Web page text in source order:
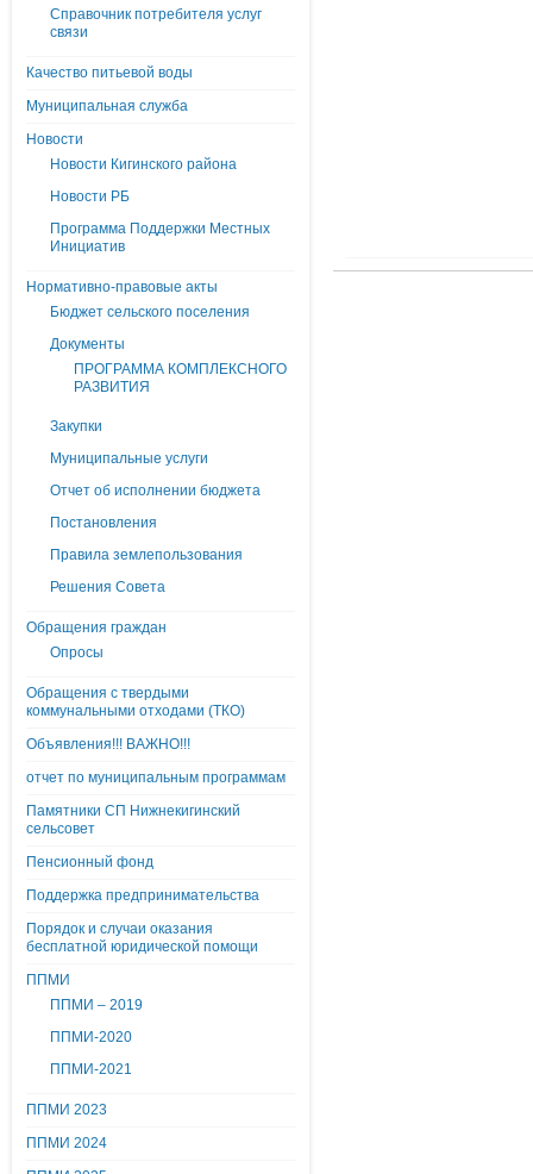
Справочник потребителя услуг
связи
Качество питьевой воды
Муниципальная служба
Новости
Новости Кигинского района
Новости РБ
Программа Поддержки Местных
Инициатив
Нормативно-правовые акты
Бюджет сельского поселения
Документы
ПРОГРАММА КОМПЛЕКСНОГО
РАЗВИТИЯ
Закупки
Муниципальные услуги
Отчет об исполнении бюджета
Постановления
Правила землепользования
Решения Совета
Обращения граждан
Опросы
Обращения с твердыми
коммунальными отходами (ТКО)
Объявления!!! ВАЖНО!!!
отчет по муниципальным программам
Памятники СП Нижнекигинский
сельсовет
Пенсионный фонд
Поддержка предпринимательства
Порядок и случаи оказания
бесплатной юридической помощи
ППМИ
ППМИ – 2019
ППМИ-2020
ППМИ-2021
ППМИ 2023
ППМИ 2024